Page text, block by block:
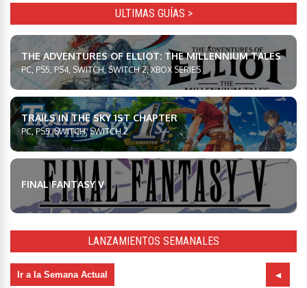
ULTIMAS GUÍAS >
THE ADVENTURES OF ELLIOT: THE MILLENNIUM TALES
PC, PS5, PS4, SWITCH, SWITCH 2, XBOX SERIES
TRAILS IN THE SKY 1ST CHAPTER
PC, PS5, SWITCH, SWITCH 2
FINAL FANTASY V
LANZAMIENTOS SEMANALES
Ir a la Semana Actual